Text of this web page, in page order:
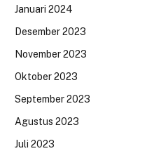
Januari 2024
Desember 2023
November 2023
Oktober 2023
September 2023
Agustus 2023
Juli 2023